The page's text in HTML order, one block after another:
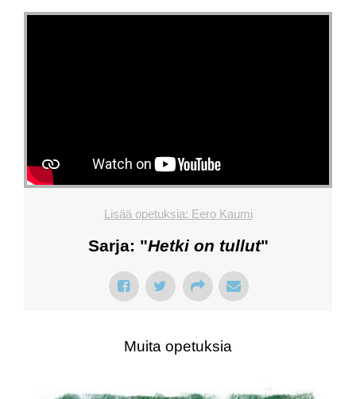
Lisää opetuksia: Eero Kaumi
Sarja: "Hetki on tullut"
Muita opetuksia